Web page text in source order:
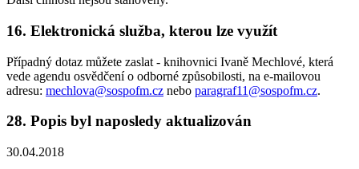
16. Elektronická služba, kterou lze využít
Případný dotaz můžete zaslat - knihovnici Ivaně Mechlové, která
vede agendu osvědčení o odborné způsobilosti, na e-mailovou
adresu: mechlova@sospofm.cz nebo paragraf11@sospofm.cz.
28. Popis byl naposledy aktualizován
30.04.2018